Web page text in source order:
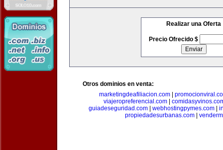
Realizar una Oferta
Precio Ofrecido $
Otros dominios en venta:
marketingdeafiliacion.com|
viajeropreferencial.com
guiadeseguridad.com| webhostingpymes.com|
propiedadesurbanas.com